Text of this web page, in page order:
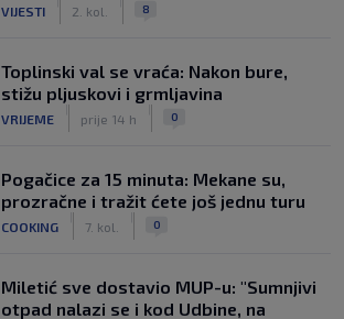
VIJESTI 2. kol. 8
Toplinski val se vraća: Nakon bure,
stižu pljuskovi i grmljavina
VRIJEME prije 14 h 0
Pogačice za 15 minuta: Mekane su,
prozračne i tražit ćete još jednu turu
COOKING 7. kol. 0
Miletić sve dostavio MUP-u: "Sumnjivi
otpad nalazi se i kod Udbine, na